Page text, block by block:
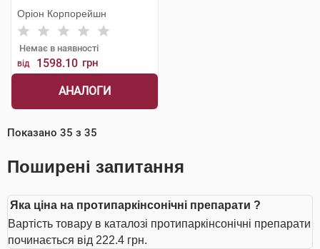
Оріон Корпорейшн
Немає в наявності
від 1598.10 грн
АНАЛОГИ
Показано 35 з 35
Поширені запитання
Яка ціна на протипаркінсонічні препарати ?
Вартість товару в каталозі протипаркінсонічні препарати
починається від 222.4 грн.